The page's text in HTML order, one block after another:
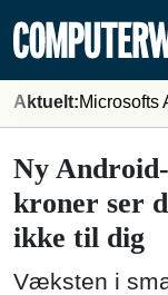
Aktuelt:Microsofts
Ny
kroner ser
ikke til dig
Væksten i